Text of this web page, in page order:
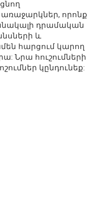
որոնք
դրամական
և
հարցում կարող
Նրա հուշումների
կընդունեք: